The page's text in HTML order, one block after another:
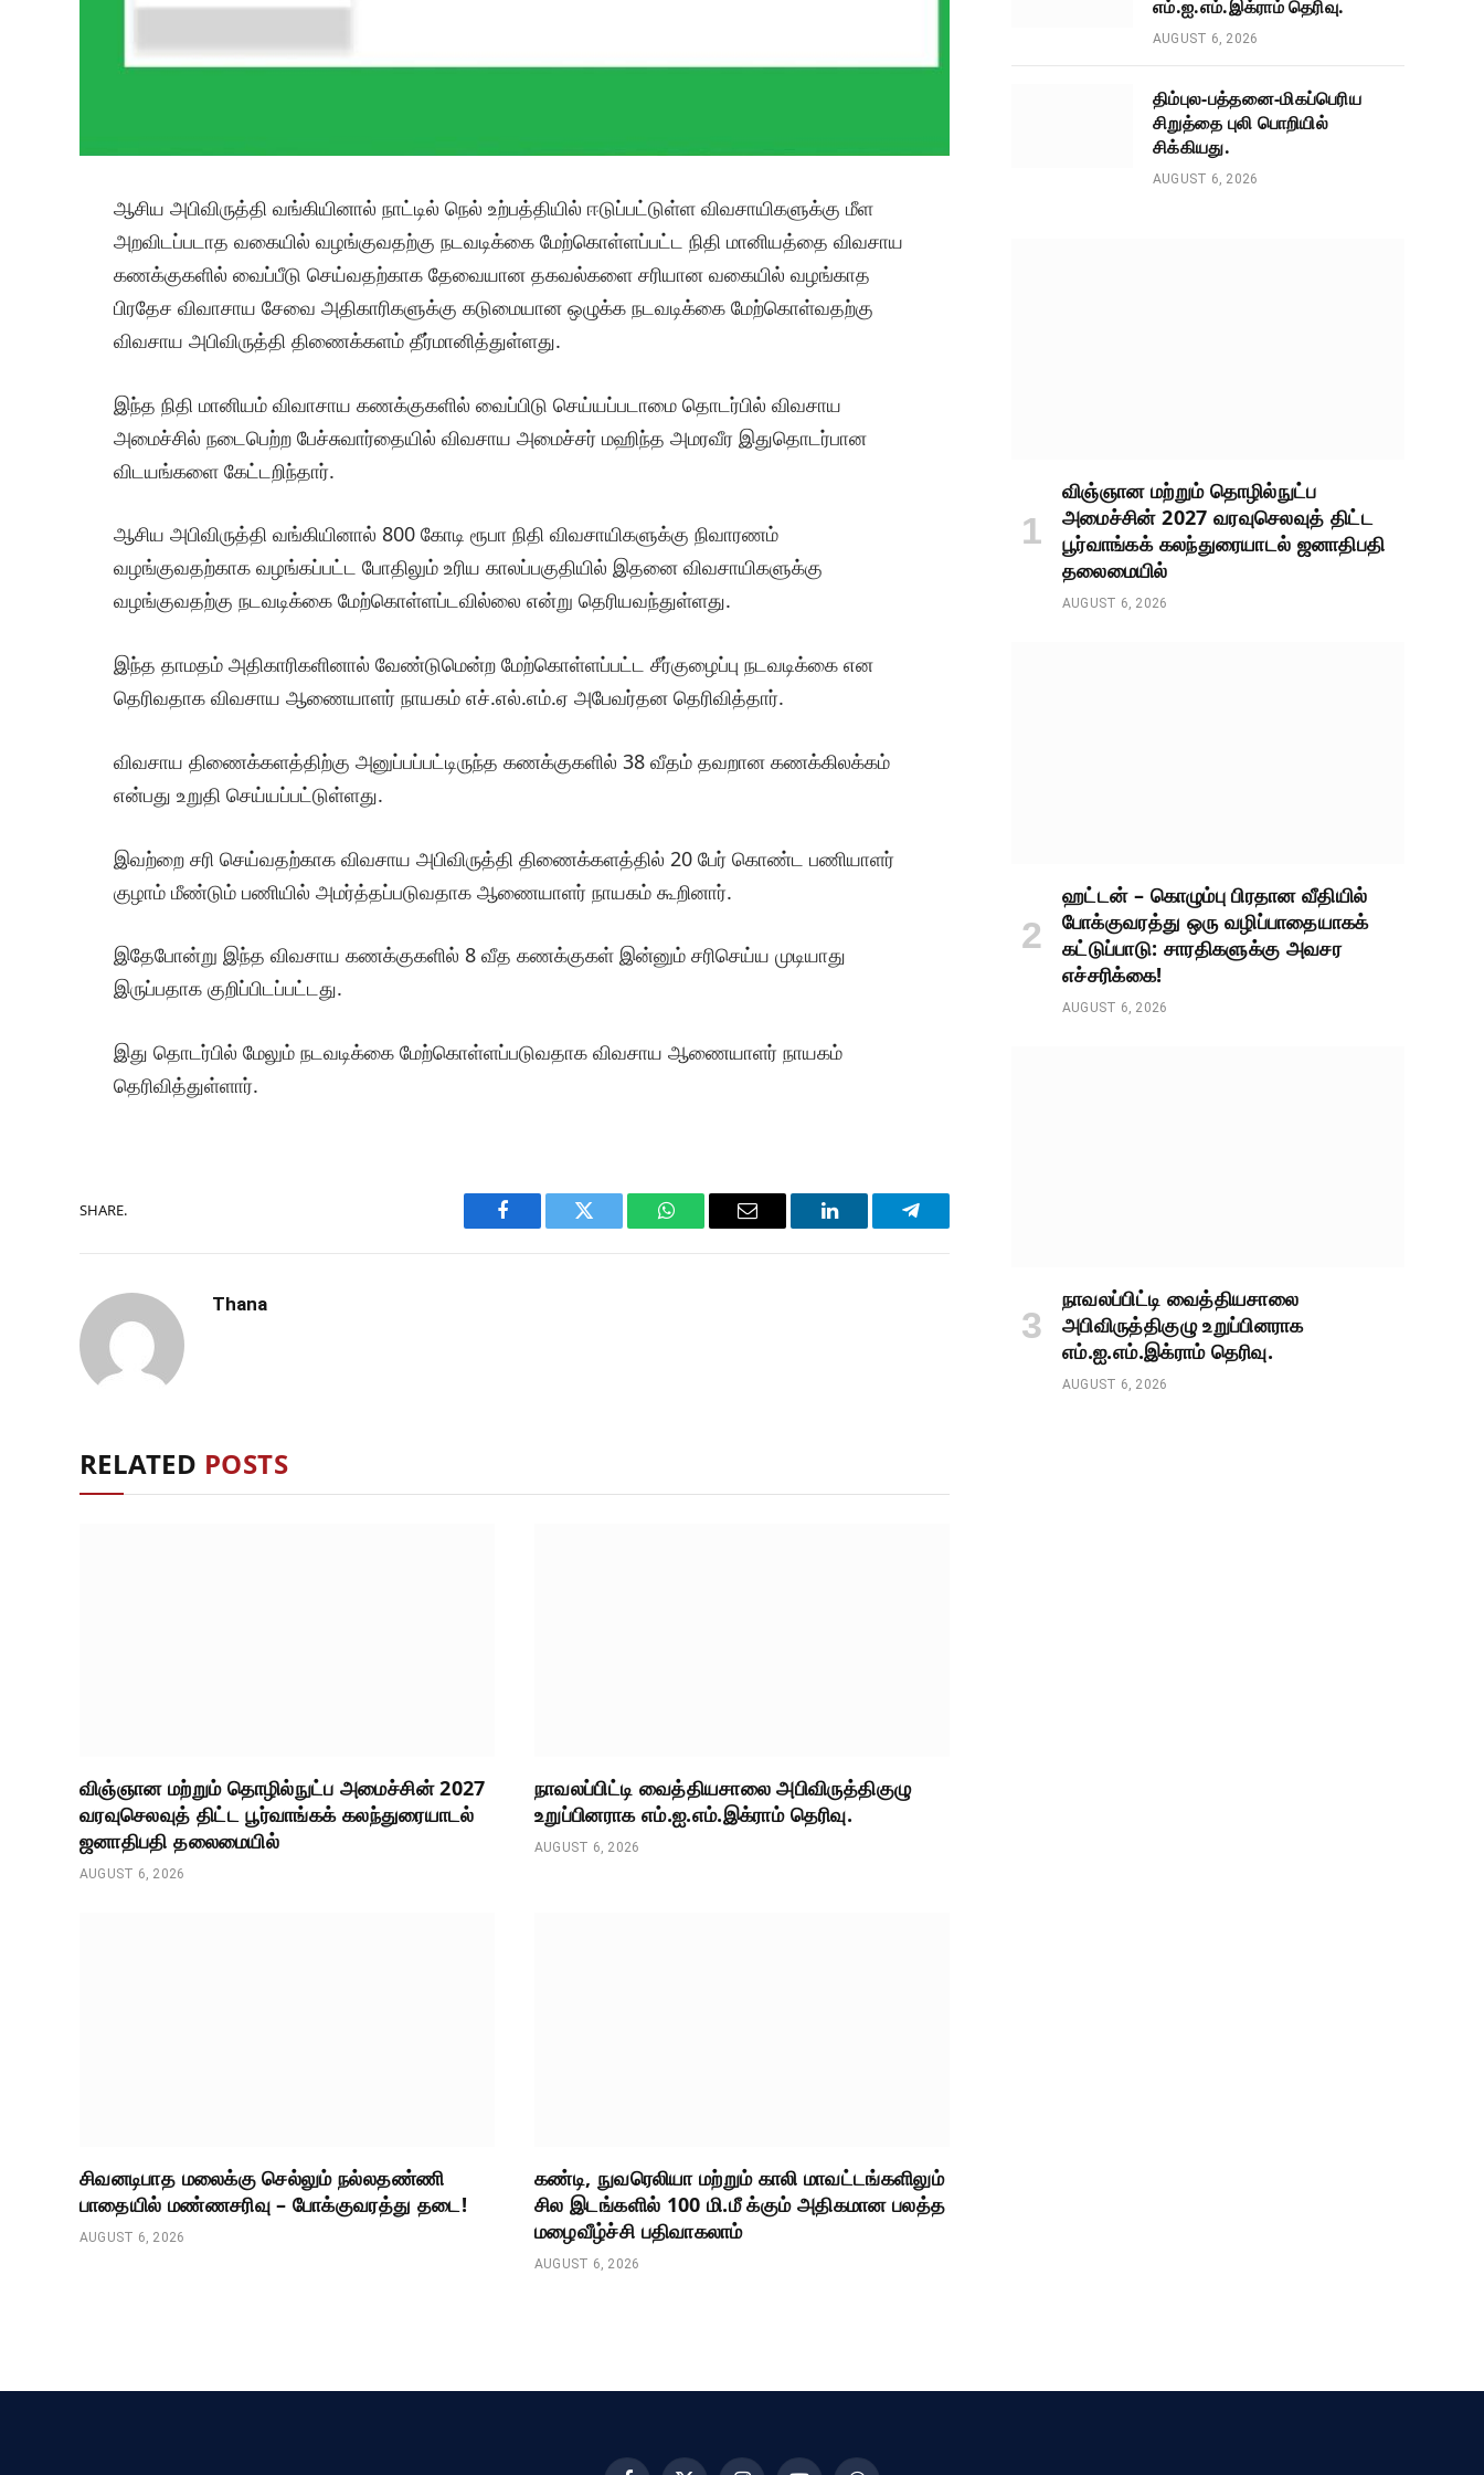
ஆசிய அபிவிருத்தி வங்கியினால் நாட்டில் நெல் உற்பத்தியில் ஈடுப்பட்டுள்ள விவசாயிகளுக்கு மீள
அறவிடப்படாத வகையில் வழங்குவதற்கு நடவடிக்கை மேற்கொள்ளப்பட்ட நிதி மானியத்தை விவசாய
கணக்குகளில் வைப்பீடு செய்வதற்காக தேவையான தகவல்களை சரியான வகையில் வழங்காத
பிரதேச விவாசாய சேவை அதிகாரிகளுக்கு கடுமையான ஒழுக்க நடவடிக்கை மேற்கொள்வதற்கு
விவசாய அபிவிருத்தி திணைக்களம் தீர்மானித்துள்ளது.
இந்த நிதி மானியம் விவாசாய கணக்குகளில் வைப்பிடு செய்யப்படாமை தொடர்பில் விவசாய
அமைச்சில் நடைபெற்ற பேச்சுவார்தையில் விவசாய அமைச்சர் மஹிந்த அமரவீர இதுதொடர்பான
விடயங்களை கேட்டறிந்தார்.
ஆசிய அபிவிருத்தி வங்கியினால் 800 கோடி ரூபா நிதி விவசாயிகளுக்கு நிவாரணம்
வழங்குவதற்காக வழங்கப்பட்ட போதிலும் உரிய காலப்பகுதியில் இதனை விவசாயிகளுக்கு
வழங்குவதற்கு நடவடிக்கை மேற்கொள்ளப்டவில்லை என்று தெரியவந்துள்ளது.
இந்த தாமதம் அதிகாரிகளினால் வேண்டுமென்ற மேற்கொள்ளப்பட்ட சீர்குழைப்பு நடவடிக்கை என
தெரிவதாக விவசாய ஆணையாளர் நாயகம் எச்.எல்.எம்.ஏ அபேவர்தன தெரிவித்தார்.
விவசாய திணைக்களத்திற்கு அனுப்பப்பட்டிருந்த கணக்குகளில் 38 வீதம் தவறான கணக்கிலக்கம்
என்பது உறுதி செய்யப்பட்டுள்ளது.
இவற்றை சரி செய்வதற்காக விவசாய அபிவிருத்தி திணைக்களத்தில் 20 பேர் கொண்ட பணியாளர்
குழாம் மீண்டும் பணியில் அமர்த்தப்படுவதாக ஆணையாளர் நாயகம் கூறினார்.
இதேபோன்று இந்த விவசாய கணக்குகளில் 8 வீத கணக்குகள் இன்னும் சரிசெய்ய முடியாது
இருப்பதாக குறிப்பிடப்பட்டது.
இது தொடர்பில் மேலும் நடவடிக்கை மேற்கொள்ளப்படுவதாக விவசாய ஆணையாளர் நாயகம்
தெரிவித்துள்ளார்.
SHARE.
Facebook Twitter WhatsAppEmail LinkedIn Telegram
Thana
RELATED POSTS
விஞ்ஞான மற்றும் தொழில்நுட்ப அமைச்சின் 2027
வரவுசெலவுத் திட்ட பூர்வாங்கக் கலந்துரையாடல்
ஜனாதிபதி தலைமையில்
AUGUST 6, 2026
நாவலப்பிட்டி வைத்தியசாலை அபிவிருத்திகுழு
உறுப்பினராக எம்.ஐ.எம்.இக்ராம் தெரிவு.
AUGUST 6, 2026
சிவனடிபாத மலைக்கு செல்லும் நல்லதண்ணி
பாதையில் மண்ணசரிவு – போக்குவரத்து தடை!
AUGUST 6, 2026
கண்டி, நுவரெலியா மற்றும் காலி மாவட்டங்களிலும்
சில இடங்களில் 100 மி.மீ க்கும் அதிகமான பலத்த
மழைவீழ்ச்சி பதிவாகலாம்
AUGUST 6, 2026
எம்.ஐ.எம்.இக்ராம் தெரிவு.
AUGUST 6, 2026
திம்புல-பத்தனை-மிகப்பெரிய
சிறுத்தை புலி பொறியில்
சிக்கியது.
AUGUST 6, 2026
விஞ்ஞான மற்றும் தொழில்நுட்ப
அமைச்சின் 2027 வரவுசெலவுத் திட்ட
பூர்வாங்கக் கலந்துரையாடல் ஜனாதிபதி
தலைமையில்
AUGUST 6, 2026
ஹட்டன் – கொழும்பு பிரதான வீதியில்
போக்குவரத்து ஒரு வழிப்பாதையாகக்
கட்டுப்பாடு: சாரதிகளுக்கு அவசர
எச்சரிக்கை!
AUGUST 6, 2026
நாவலப்பிட்டி வைத்தியசாலை
அபிவிருத்திகுழு உறுப்பினராக
எம்.ஐ.எம்.இக்ராம் தெரிவு.
AUGUST 6, 2026